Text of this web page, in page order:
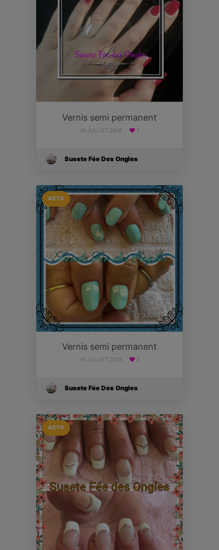
Vernis semi permanent
16 JUILLET 2018 2
Susete Fée Des Ongles
ACTU
Vernis semi permanent
16 JUILLET 2018 2
Susete Fée Des Ongles
ACTU